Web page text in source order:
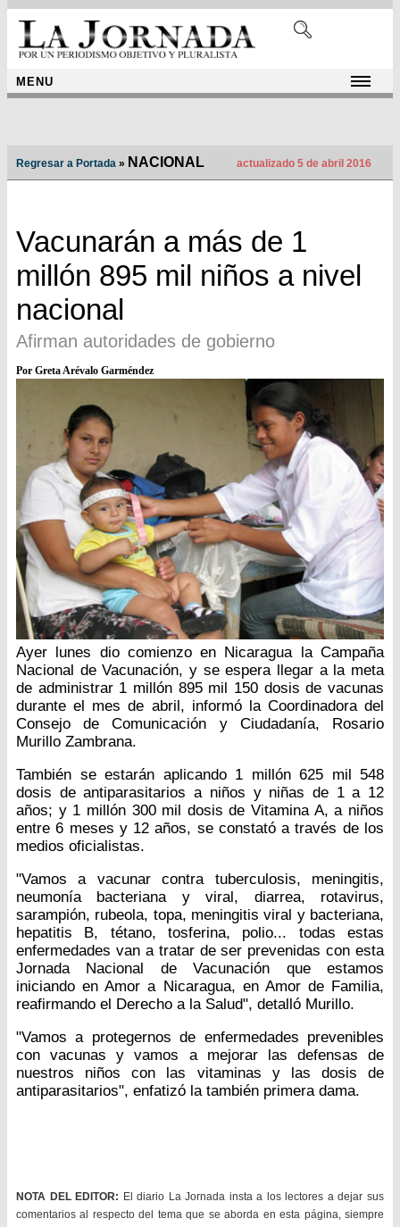
MENU
Regresar a Portada » NACIONAL actualizado 5 de abril 2016
Vacunarán a más de 1
millón 895 mil niños a nivel
nacional
Afirman autoridades de gobierno
Por Greta Arévalo Garméndez
Ayer lunes dio comienzo en Nicaragua la Campaña
Nacional de Vacunación, y se espera llegar a la meta
de administrar 1 millón 895 mil 150 dosis de vacunas
durante el mes de abril, informó la Coordinadora del
Consejo de Comunicación y Ciudadanía, Rosario
Murillo Zambrana.
También se estarán aplicando 1 millón 625 mil 548
dosis de antiparasitarios a niños y niñas de 1 a 12
años; y 1 millón 300 mil dosis de Vitamina A, a niños
entre 6 meses y 12 años, se constató a través de los
medios oficialistas.
"Vamos a vacunar contra tuberculosis, meningitis,
neumonía bacteriana y viral, diarrea, rotavirus,
sarampión, rubeola, topa, meningitis viral y bacteriana,
hepatitis B, tétano, tosferina, polio... todas estas
enfermedades van a tratar de ser prevenidas con esta
Jornada Nacional de Vacunación que estamos
iniciando en Amor a Nicaragua, en Amor de Familia,
reafirmando el Derecho a la Salud", detalló Murillo.
"Vamos a protegernos de enfermedades prevenibles
con vacunas y vamos a mejorar las defensas de
nuestros niños con las vitaminas y las dosis de
antiparasitarios", enfatizó la también primera dama.
NOTA DEL EDITOR: El diario La Jornada insta a los lectores a dejar sus
comentarios al respecto del tema que se aborda en esta página, siempre